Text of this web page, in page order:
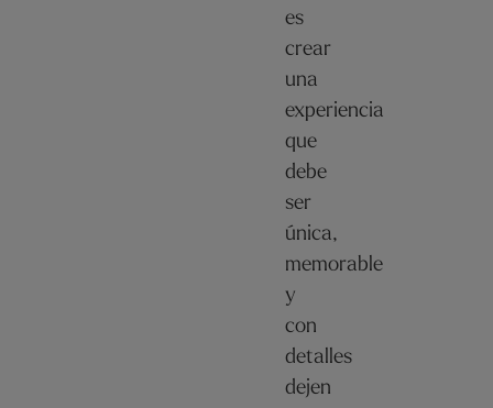
es
crear
una
experiencia
que
debe
ser
única,
memorable
y
con
detalles
dejen